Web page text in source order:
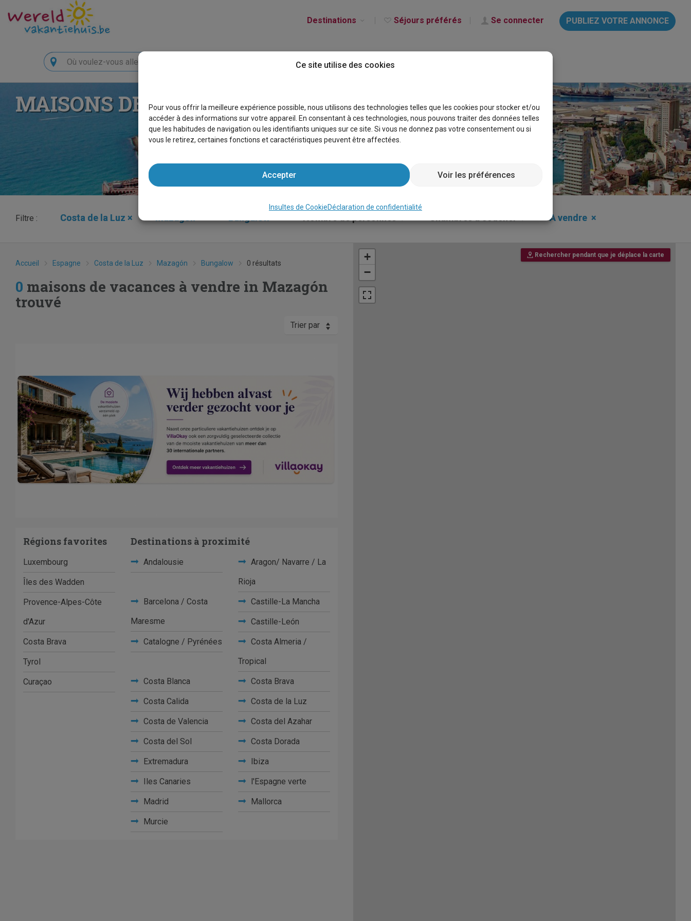
Destinations Séjours préférés Se connecter PUBLIEZ VOTRE ANNONCE
Chercher
MAISONS DE VACANCES À VENDRE MAZAGóN
Filtre : Costa de la Luz × A vendre ×
Accueil Espagne Costa de la Luz Mazagón Bungalow 0 résultats
0 maisons de vacances à vendre in Mazagón
trouvé
Trier par
Régions favorites
Luxembourg
Îles des Wadden
Provence-Alpes-Côte
d'Azur
Costa Brava
Tyrol
Curaçao
Destinations à proximité
Andalousie
Aragon/ Navarre / La
Rioja
Barcelona / Costa
Maresme
Castille-La Mancha
Castille-León
Catalogne / Pyrénées
Costa Almeria /
Tropical
Costa Blanca Costa Brava
Costa Calida Costa de la Luz
Costa de Valencia Costa del Azahar
Costa del Sol Costa Dorada
Extremadura Ibiza
Iles Canaries l'Espagne verte
Madrid Mallorca
Murcie
+
−
Rechercher pendant que je déplace la carte
Ce site utilise des cookies
Pour vous offrir la meilleure expérience possible, nous utilisons des technologies telles que les cookies pour stocker et/ou
accéder à des informations sur votre appareil. En consentant à ces technologies, nous pouvons traiter des données telles
que les habitudes de navigation ou les identifiants uniques sur ce site. Si vous ne donnez pas votre consentement ou si
vous le retirez, certaines fonctions et caractéristiques peuvent être affectées.
Accepter Voir les préférences
Insultes de CookieDéclaration de confidentialité